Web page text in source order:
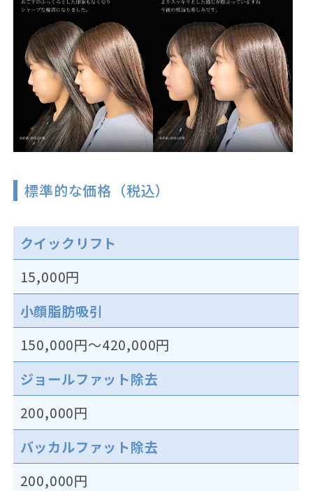
標準的な価格（税込）
クイックリフト
15,000円
小顔脂肪吸引
150,000円～420,000円
ジョールファット除去
200,000円
バッカルファット除去
200,000円